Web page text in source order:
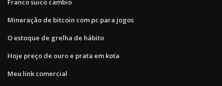
Franco suico cambio
Mineração de bitcoin com pc para jogos
O estoque de grelha de hábito
Hoje preço de ouro e prata em kota
Meu link comercial